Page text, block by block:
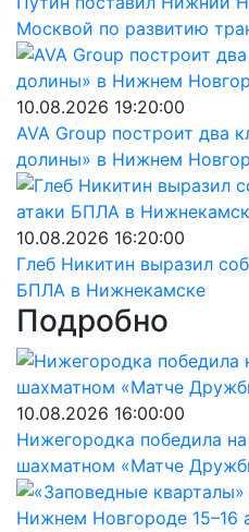
Москвой по развитию
10.08.2026 19:20:00
AVA Group построит два
долины» в Нижнем
10.08.2026 16:20:00
Глеб Никитин выразил
БПЛА в Нижнекамске
Подробно
10.08.2026 16:00:00
Нижегородка победила
шахматном «Матче